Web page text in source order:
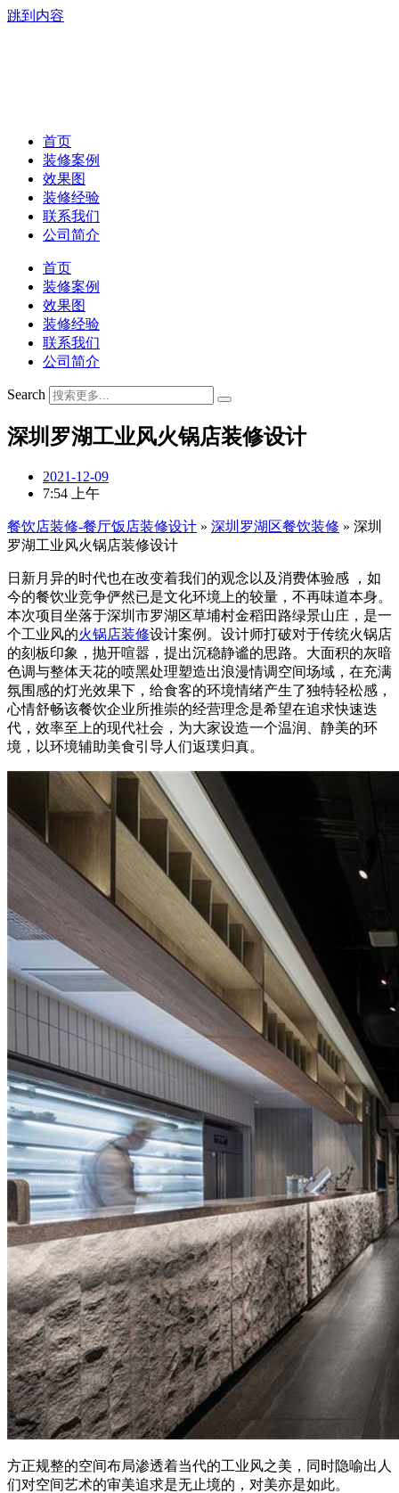
跳到内容
首页
装修案例
效果图
装修经验
联系我们
公司简介
首页
装修案例
效果图
装修经验
联系我们
公司简介
Search
深圳罗湖工业风火锅店装修设计
2021-12-09
7:54 上午
餐饮店装修-餐厅饭店装修设计 » 深圳罗湖区餐饮装修 » 深圳
罗湖工业风火锅店装修设计
日新月异的时代也在改变着我们的观念以及消费体验感 ，如
今的餐饮业竞争俨然已是文化环境上的较量，不再味道本身。
本次项目坐落于深圳市罗湖区草埔村金稻田路绿景山庄，是一
个工业风的火锅店装修设计案例。设计师打破对于传统火锅店
的刻板印象，抛开喧嚣，提出沉稳静谧的思路。大面积的灰暗
色调与整体天花的喷黑处理塑造出浪漫情调空间场域，在充满
氛围感的灯光效果下，给食客的环境情绪产生了独特轻松感，
心情舒畅该餐饮企业所推崇的经营理念是希望在追求快速迭
代，效率至上的现代社会，为大家设造一个温润、静美的环
境，以环境辅助美食引导人们返璞归真。
方正规整的空间布局渗透着当代的工业风之美，同时隐喻出人
们对空间艺术的审美追求是无止境的，对美亦是如此。